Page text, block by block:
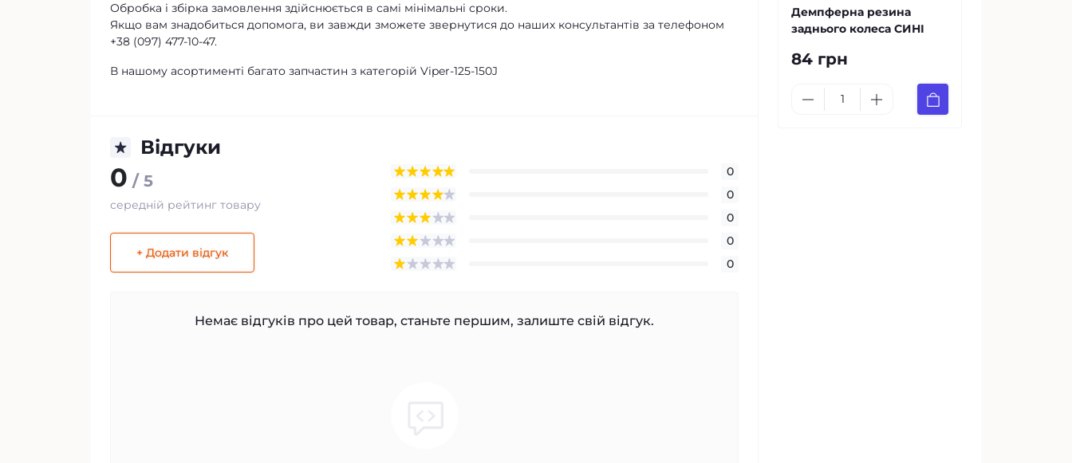
Обробка і збірка замовлення здійснюється в самі мінімальні сроки.
Якщо вам знадобиться допомога, ви завжди зможете звернутися до наших консультантів за телефоном
+38 (097) 477-10-47.
В нашому асортименті багато запчастин з категорій Viper-125-150J
Відгуки
0 / 5
середній рейтинг товару
+ Додати відгук
0
0
0
0
0
Немає відгуків про цей товар, станьте першим, залиште свій відгук.
Демпферна резина
заднього колеса СИНІ
84 грн